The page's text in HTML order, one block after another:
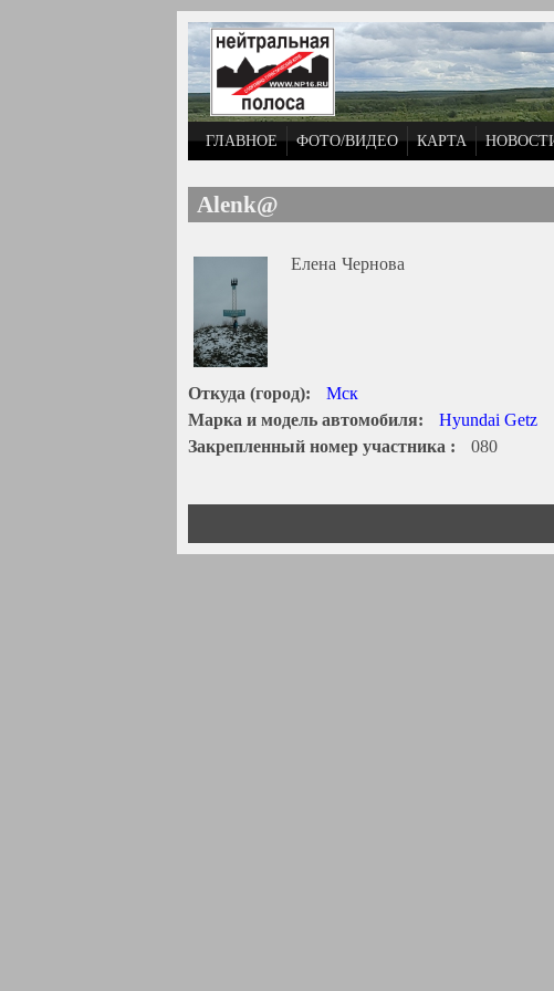
Перейти к основному содержанию
ГЛАВНОЕ ФОТО/ВИДЕО КАРТА
Alenk@
Елена Чернова
Откуда (город):
Мск
Марка и модель автомобиля:
Hyundai Getz
Закрепленный номер участника :
080